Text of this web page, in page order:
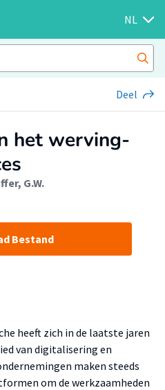
NL
Deel
het werving-
G.W.
Bestand
heeft zich in de laatste jaren
van digitalisering en
maken steeds
om de werkzaamheden